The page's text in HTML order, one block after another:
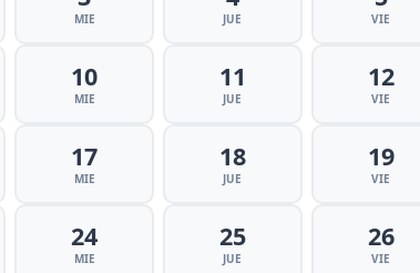
MIE JUE VIE
10
MIE
11
JUE
12
VIE
17
MIE
18
JUE
19
VIE
24
MIE
25
JUE
26
VIE